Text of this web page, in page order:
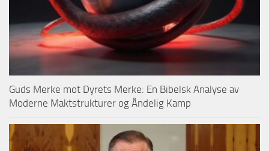
Guds Merke mot Dyrets Merke: En Bibelsk Analyse av
Moderne Maktstrukturer og Åndelig Kamp